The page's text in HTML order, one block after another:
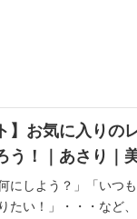
】お気に入りの
う！｜あさり｜
にしよう？」「いつ
たい！」・・・など